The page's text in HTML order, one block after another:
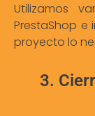
Utilizamos
PrestaShop
proyecto lo
3.